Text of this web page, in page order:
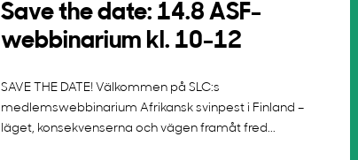
Save the date: 14.8 ASF-
webbinarium kl. 10-12
SAVE THE DATE! Välkommen på SLC:s
medlemswebbinarium Afrikansk svinpest i Finland –
läget, konsekvenserna och vägen framåt fred...